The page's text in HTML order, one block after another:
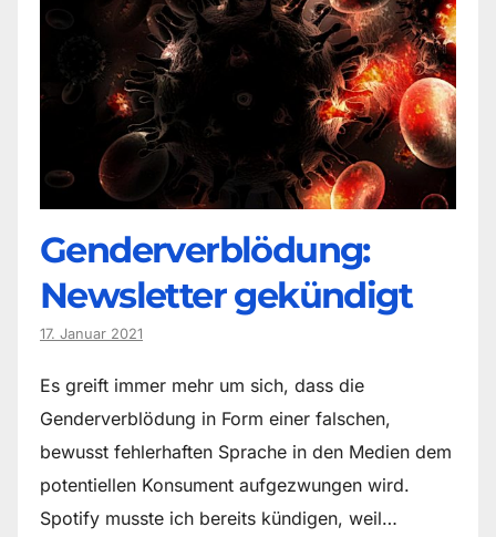
Genderverblödung:
Newsletter gekündigt
17. Januar 2021
Es greift immer mehr um sich, dass die
Genderverblödung in Form einer falschen,
bewusst fehlerhaften Sprache in den Medien dem
potentiellen Konsument aufgezwungen wird.
Spotify musste ich bereits kündigen, weil…